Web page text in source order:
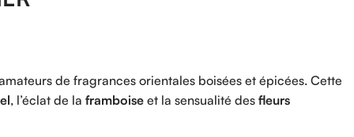
de fragrances orientales boisées et épicées. Cette
, l’éclat de la framboise et la sensualité des fleurs